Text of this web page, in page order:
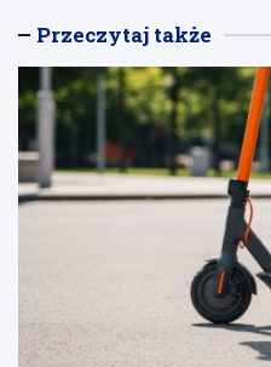
Przeczytaj także